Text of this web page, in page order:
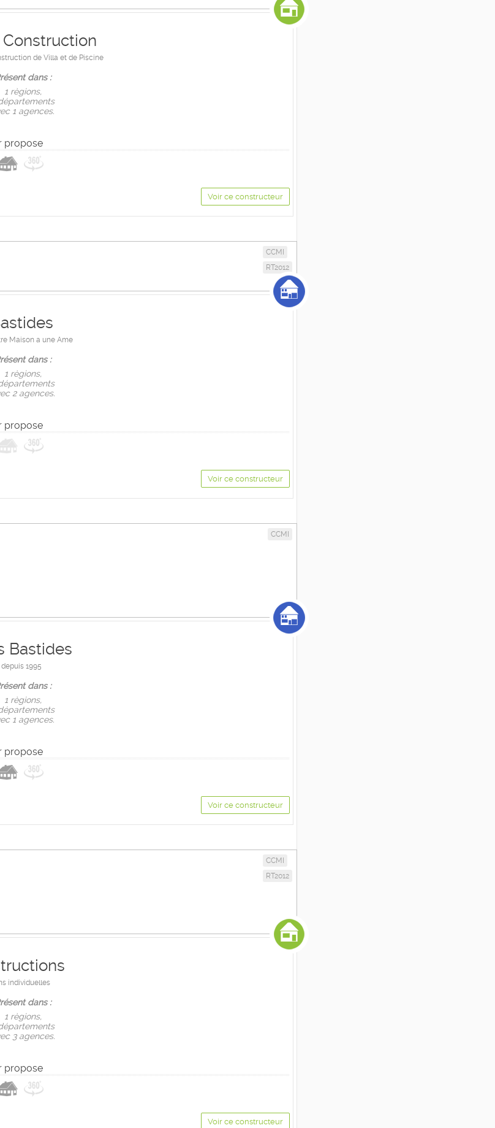
de Villa et de Piscine
dans :
1 règions,
1 agences.
propose
Voir ce constructeur
CCMI
RT2012
Maison a une Ame
dans :
1 règions,
2 agences.
propose
Voir ce constructeur
CCMI
Bastides
1995
dans :
1 règions,
1 agences.
propose
Voir ce constructeur
CCMI
RT2012
individuelles
dans :
1 règions,
3 agences.
propose
Voir ce constructeur